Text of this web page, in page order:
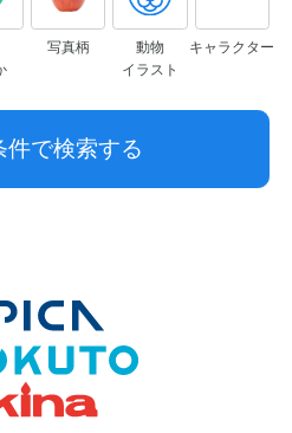
写真柄
動物
イラスト
キャラクター
件で検索する